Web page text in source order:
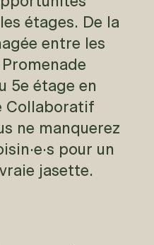
étages. De la
entre les
5e étage en
Collaboratif
ne manquerez
pour un
jasette.